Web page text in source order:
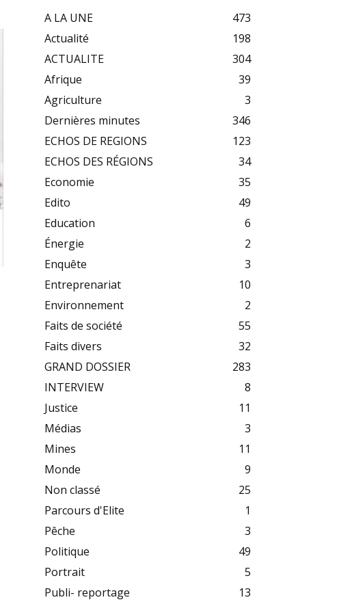
A LA UNE
473
Actualité
198
ACTUALITE
304
Afrique
39
Agriculture
3
Dernières minutes
346
ECHOS DE REGIONS
123
ECHOS DES RÉGIONS
34
Economie
35
Edito
49
Education
6
Énergie
2
Enquête
3
Entreprenariat
10
Environnement
2
Faits de société
55
Faits divers
32
GRAND DOSSIER
283
INTERVIEW
8
Justice
11
Médias
3
Mines
11
Monde
9
Non classé
25
Parcours d'Elite
1
Pêche
3
Politique
49
Portrait
5
Publi- reportage
13